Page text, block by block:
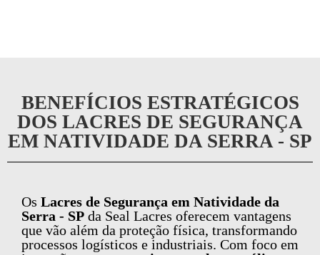
BENEFÍCIOS ESTRATÉGICOS
DOS LACRES DE SEGURANÇA
EM NATIVIDADE DA SERRA - SP
Os Lacres de Segurança em Natividade da
Serra - SP da Seal Lacres oferecem vantagens
que vão além da proteção física, transformando
processos logísticos e industriais. Com foco em